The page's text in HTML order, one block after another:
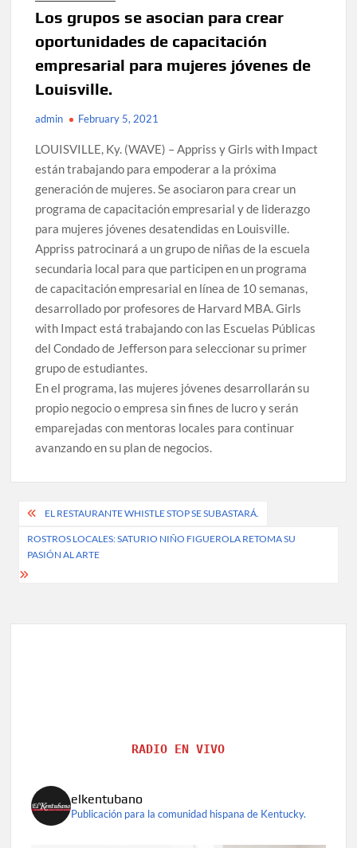
Los grupos se asocian para crear
oportunidades de capacitación
empresarial para mujeres jóvenes de
Louisville.
admin February 5, 2021
LOUISVILLE, Ky. (WAVE) – Appriss y Girls with Impact
están trabajando para empoderar a la próxima
generación de mujeres. Se asociaron para crear un
programa de capacitación empresarial y de liderazgo
para mujeres jóvenes desatendidas en Louisville.
Appriss patrocinará a un grupo de niñas de la escuela
secundaria local para que participen en un programa
de capacitación empresarial en línea de 10 semanas,
desarrollado por profesores de Harvard MBA. Girls
with Impact está trabajando con las Escuelas Públicas
del Condado de Jefferson para seleccionar su primer
grupo de estudiantes.
En el programa, las mujeres jóvenes desarrollarán su
propio negocio o empresa sin fines de lucro y serán
emparejadas con mentoras locales para continuar
avanzando en su plan de negocios.
Post
navigation
EL RESTAURANTE WHISTLE STOP SE SUBASTARÁ.
ROSTROS LOCALES: SATURIO NIÑO FIGUEROLA RETOMA SU
PASIÓN AL ARTE
RADIO EN VIVO
elkentubano
Publicación para la comunidad hispana de Kentucky.